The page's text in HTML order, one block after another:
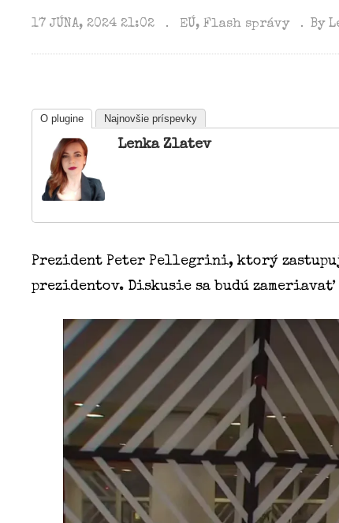
17 JÚNA, 2024 21:02 EÚ Flash správy By
O plugine Najnovšie príspevky
Lenka Zlatev
Prezident Peter Pellegrini, ktorý
prezidentov. Diskusie sa budú